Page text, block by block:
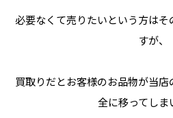
必要なくて売りたいという方は
すが、
買取りだとお客様のお品物が当
全に移ってしま